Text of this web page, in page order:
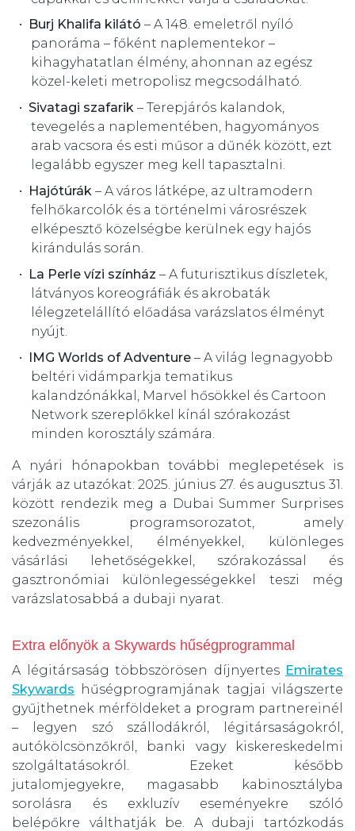
Burj Khalifa kilátó – A 148. emeletről nyíló
panoráma – főként naplementekor –
kihagyhatatlan élmény, ahonnan az egész
közel-keleti metropolisz megcsodálható.
Sivatagi szafarik – Terepjárós kalandok,
tevegelés a naplementében, hagyományos
arab vacsora és esti műsor a dűnék között, ezt
legalább egyszer meg kell tapasztalni.
Hajótúrák – A város látképe, az ultramodern
felhőkarcolók és a történelmi városrészek
elképesztő közelségbe kerülnek egy hajós
kirándulás során.
La Perle vízi színház – A futurisztikus díszletek,
látványos koreográfiák és akrobaták
lélegzetelállító előadása varázslatos élményt
nyújt.
IMG Worlds of Adventure – A világ legnagyobb
beltéri vidámparkja tematikus
kalandzónákkal, Marvel hősökkel és Cartoon
Network szereplőkkel kínál szórakozást
minden korosztály számára.
A nyári hónapokban további meglepetések is
várják az utazókat: 2025. június 27. és augusztus 31.
között rendezik meg a Dubai Summer Surprises
szezonális programsorozatot, amely
kedvezményekkel, élményekkel, különleges
vásárlási lehetőségekkel, szórakozással és
gasztronómiai különlegességekkel teszi még
varázslatosabbá a dubaji nyarat.
Extra előnyök a Skywards hűségprogrammal
A légitársaság többszörösen díjnyertes Emirates
Skywards hűségprogramjának tagjai világszerte
gyűjthetnek mérföldeket a program partnereinél
– legyen szó szállodákról, légitársaságokról,
autókölcsönzőkről, banki vagy kiskereskedelmi
szolgáltatásokról. Ezeket később
jutalomjegyekre, magasabb kabinosztályba
sorolásra és exkluzív eseményekre szóló
belépőkre válthatják be. A dubaji tartózkodás